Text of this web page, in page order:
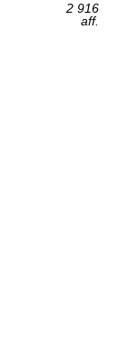
2 916
aff.